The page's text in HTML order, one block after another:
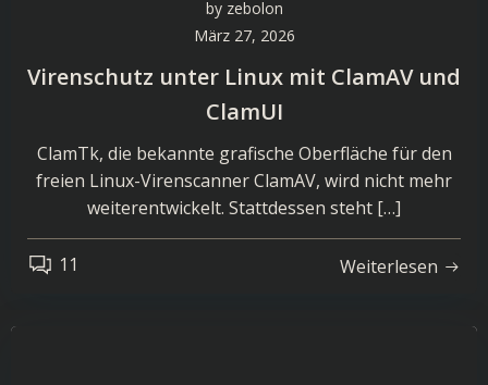
by zebolon
März 27, 2026
Virenschutz unter Linux mit ClamAV und
ClamUI
ClamTk, die bekannte grafische Oberfläche für den
freien Linux-Virenscanner ClamAV, wird nicht mehr
weiterentwickelt. Stattdessen steht […]
11 Weiterlesen